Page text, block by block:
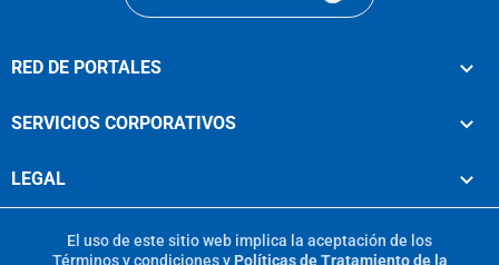
RED DE PORTALES
SERVICIOS CORPORATIVOS
LEGAL
El uso de este sitio web implica la aceptación de los
Términos y condicionesy Políticas de Tratamiento de la